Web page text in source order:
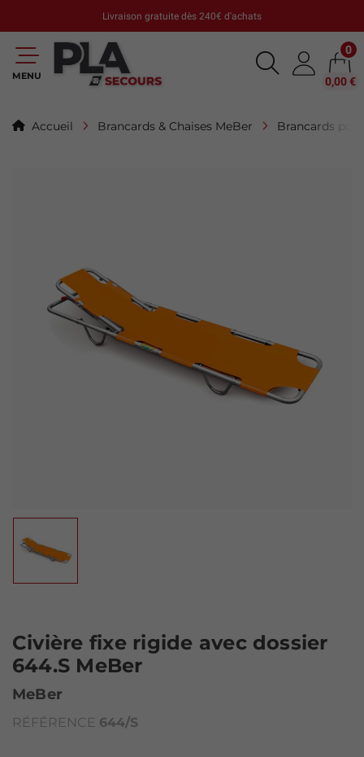
Livraison gratuite dès 240€ d'achats
MENU
0
0,00 €
Accueil Brancards & Chaises MeBer Brancards
Civière fixe rigide avec dossier
644.S MeBer
MeBer
RÉFÉRENCE 644/S